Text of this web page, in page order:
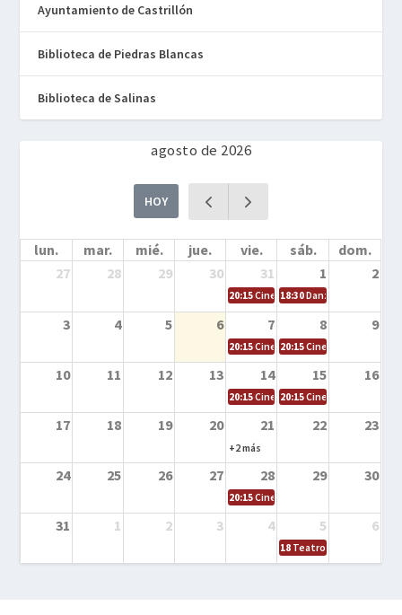
Ayuntamiento de Castrillón
Biblioteca de Piedras Blancas
Biblioteca de Salinas
agosto de 2026
HOY
lun. mar. mié. jue. vie. sáb.
dom.
27
28 29 30 31 1 2
20:15Cine en la calle – Cómo
18:30Danza – Cita en el
3 4 5 6 7 8 9
20:15Cine en la calle – El niño y la
20:15Cine en la calle –
10 11 12 13 14 15 16
20:15Cine en la calle – Tortugas
20:15Cine en la calle –
17 18 19 20 21 22 23
+2 más
24 25 26 27 28 29 30
20:15Cine en el calle – Tintín y el
31 1 2 3 4 5 6
18 Teatro – Tres